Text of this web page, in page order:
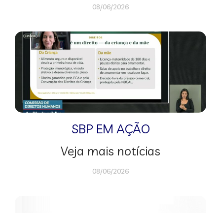
08/06/2026
SBP EM AÇÃO
Veja mais notícias
08/06/2026